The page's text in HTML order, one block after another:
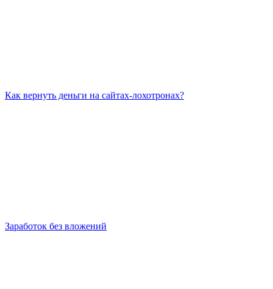
Как вернуть деньги на сайтах-лохотронах?
Заработок без вложений